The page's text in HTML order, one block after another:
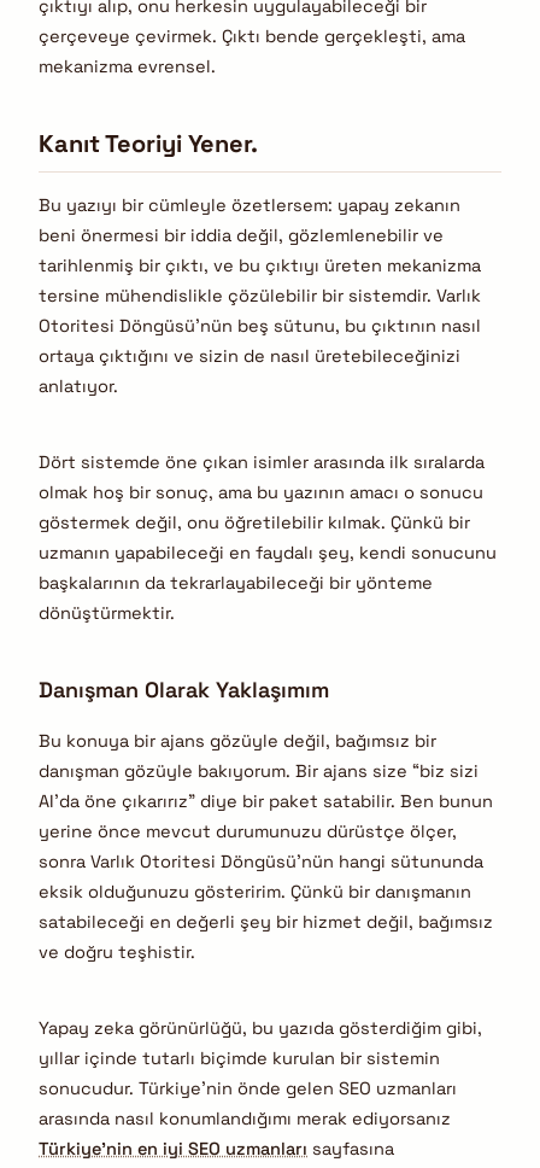
çıktıyı alıp, onu herkesin uygulayabileceği bir
çerçeveye çevirmek. Çıktı bende gerçekleşti, ama
mekanizma evrensel.
Kanıt Teoriyi Yener.
Bu yazıyı bir cümleyle özetlersem: yapay zekanın
beni önermesi bir iddia değil, gözlemlenebilir ve
tarihlenmiş bir çıktı, ve bu çıktıyı üreten mekanizma
tersine mühendislikle çözülebilir bir sistemdir. Varlık
Otoritesi Döngüsü’nün beş sütunu, bu çıktının nasıl
ortaya çıktığını ve sizin de nasıl üretebileceğinizi
anlatıyor.
Dört sistemde öne çıkan isimler arasında ilk sıralarda
olmak hoş bir sonuç, ama bu yazının amacı o sonucu
göstermek değil, onu öğretilebilir kılmak. Çünkü bir
uzmanın yapabileceği en faydalı şey, kendi sonucunu
başkalarının da tekrarlayabileceği bir yönteme
dönüştürmektir.
Danışman Olarak Yaklaşımım
Bu konuya bir ajans gözüyle değil, bağımsız bir
danışman gözüyle bakıyorum. Bir ajans size “biz sizi
AI’da öne çıkarırız” diye bir paket satabilir. Ben bunun
yerine önce mevcut durumunuzu dürüstçe ölçer,
sonra Varlık Otoritesi Döngüsü’nün hangi sütununda
eksik olduğunuzu gösteririm. Çünkü bir danışmanın
satabileceği en değerli şey bir hizmet değil, bağımsız
ve doğru teşhistir.
Yapay zeka görünürlüğü, bu yazıda gösterdiğim gibi,
yıllar içinde tutarlı biçimde kurulan bir sistemin
sonucudur. Türkiye’nin önde gelen SEO uzmanları
arasında nasıl konumlandığımı merak ediyorsanız
Türkiye’nin en iyi SEO uzmanları sayfasına